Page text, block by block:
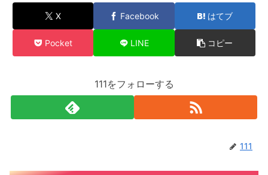
X Facebook はてブ
Pocket LINE コピー
111をフォローする
111